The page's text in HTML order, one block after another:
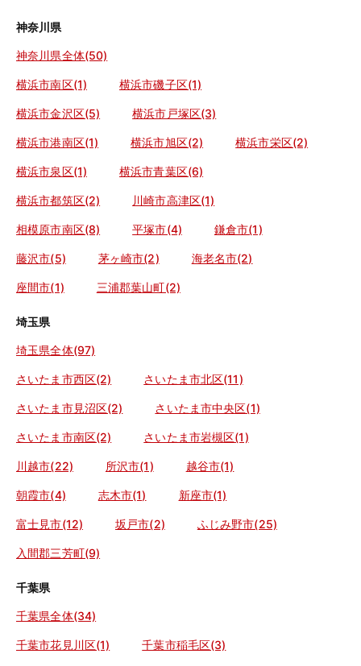
神奈川県
神奈川県全体(50)
横浜市南区(1) 横浜市磯子区(1)
横浜市金沢区(5) 横浜市戸塚区(3)
横浜市港南区(1) 横浜市旭区(2) 横浜市栄区(2)
横浜市泉区(1) 横浜市青葉区(6)
横浜市都筑区(2) 川崎市高津区(1)
相模原市南区(8) 平塚市(4) 鎌倉市(1)
藤沢市(5) 茅ヶ崎市(2) 海老名市(2)
座間市(1) 三浦郡葉山町(2)
埼玉県
埼玉県全体(97)
さいたま市西区(2) さいたま市北区(11)
さいたま市見沼区(2) さいたま市中央区(1)
さいたま市南区(2) さいたま市岩槻区(1)
川越市(22) 所沢市(1) 越谷市(1)
朝霞市(4) 志木市(1) 新座市(1)
富士見市(12) 坂戸市(2) ふじみ野市(25)
入間郡三芳町(9)
千葉県
千葉県全体(34)
千葉市花見川区(1) 千葉市稲毛区(3)